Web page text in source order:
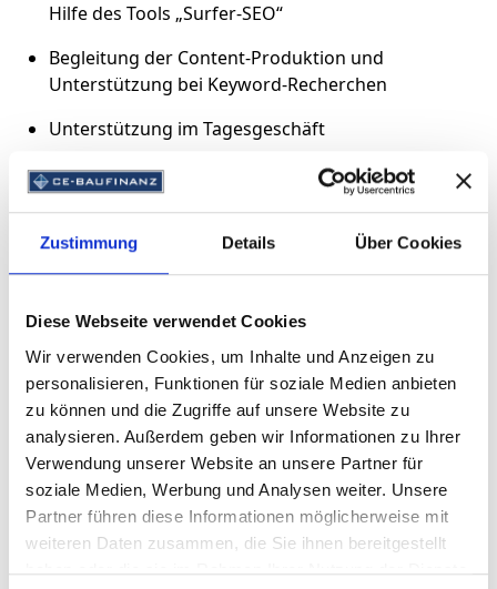
Zustimmung Details Über Cookies
Diese Webseite verwendet Cookies
Wir verwenden Cookies, um Inhalte und Anzeigen zu
personalisieren, Funktionen für soziale Medien anbieten
zu können und die Zugriffe auf unsere Website zu
analysieren. Außerdem geben wir Informationen zu Ihrer
Verwendung unserer Website an unsere Partner für
soziale Medien, Werbung und Analysen weiter. Unsere
Partner führen diese Informationen möglicherweise mit
weiteren Daten zusammen, die Sie ihnen bereitgestellt
haben oder die sie im Rahmen Ihrer Nutzung der Dienste
Hilfe des Tools „Surfer-SEO“
Begleitung der Content-Produktion und
Unterstützung bei Keyword-Recherchen
Unterstützung im Tagesgeschäft
Dein Profil
Du zeichnest Dich durch eine sorgfältige und
selbstständige Arbeitsweise, Ausdauer sowie eine
Wirtschaftswissenschaften oder
Wirtschaftsinformatik bzw. einen vergleichbaren
Studiengang
Du verfügst über eine ausgeprägte Stärke und
Leidenschaft in Sachen Online- und/oder
Performance Marketing